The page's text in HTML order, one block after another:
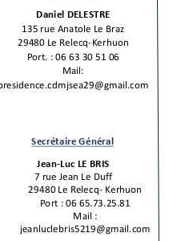
Daniel DELESTRE
135 rue Anatole Le Braz
29480 Le Relecq-Kerhuon
Port. : 06 63 30 51 06
Mail:
residence.cdmjsea29@gmail.com
Secrétaire Général
Jean-Luc LE BRIS
7 rue Jean Le Duff
29480 Le Relecq- Kerhuon
Port : 06 65.73.25.81
Mail :
jeanluclebris5219@gmail.com